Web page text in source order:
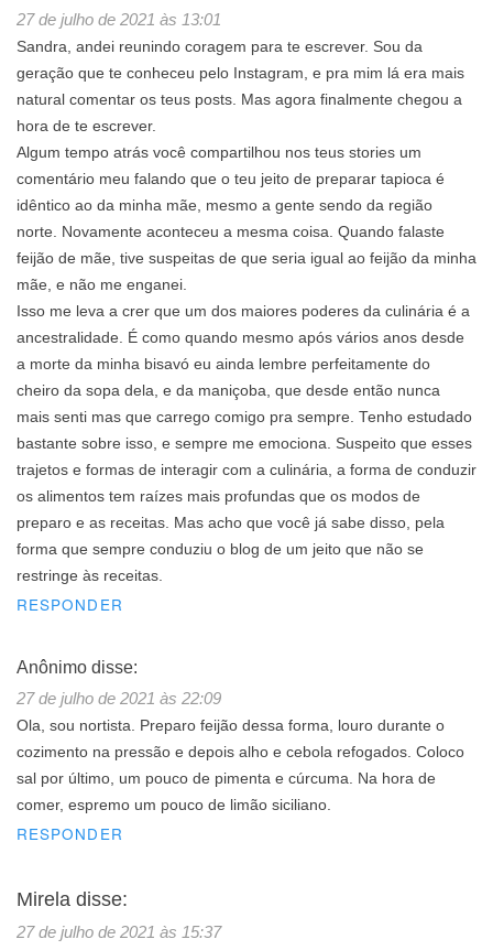
27 de julho de 2021 às 13:01
Sandra, andei reunindo coragem para te escrever. Sou da
geração que te conheceu pelo Instagram, e pra mim lá era mais
natural comentar os teus posts. Mas agora finalmente chegou a
hora de te escrever.
Algum tempo atrás você compartilhou nos teus stories um
comentário meu falando que o teu jeito de preparar tapioca é
idêntico ao da minha mãe, mesmo a gente sendo da região
norte. Novamente aconteceu a mesma coisa. Quando falaste
feijão de mãe, tive suspeitas de que seria igual ao feijão da minha
mãe, e não me enganei.
Isso me leva a crer que um dos maiores poderes da culinária é a
ancestralidade. É como quando mesmo após vários anos desde
a morte da minha bisavó eu ainda lembre perfeitamente do
cheiro da sopa dela, e da maniçoba, que desde então nunca
mais senti mas que carrego comigo pra sempre. Tenho estudado
bastante sobre isso, e sempre me emociona. Suspeito que esses
trajetos e formas de interagir com a culinária, a forma de conduzir
os alimentos tem raízes mais profundas que os modos de
preparo e as receitas. Mas acho que você já sabe disso, pela
forma que sempre conduziu o blog de um jeito que não se
restringe às receitas.
RESPONDER
Anônimo disse:
27 de julho de 2021 às 22:09
Ola, sou nortista. Preparo feijão dessa forma, louro durante o
cozimento na pressão e depois alho e cebola refogados. Coloco
sal por último, um pouco de pimenta e cúrcuma. Na hora de
comer, espremo um pouco de limão siciliano.
RESPONDER
Mirela disse:
27 de julho de 2021 às 15:37